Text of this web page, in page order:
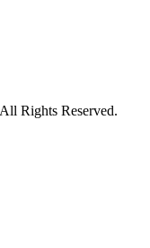
Rights Reserved.